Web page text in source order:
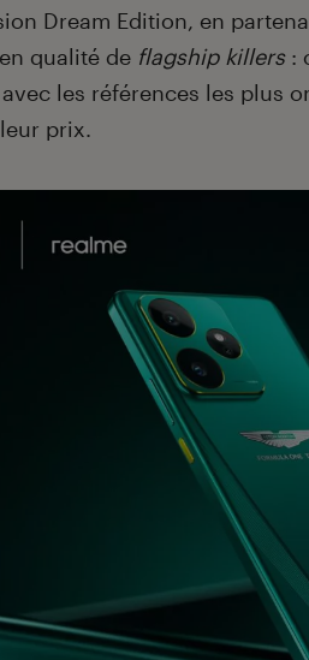
Dream Edition, en
qualité de flagship killers :
les références les plus
prix.